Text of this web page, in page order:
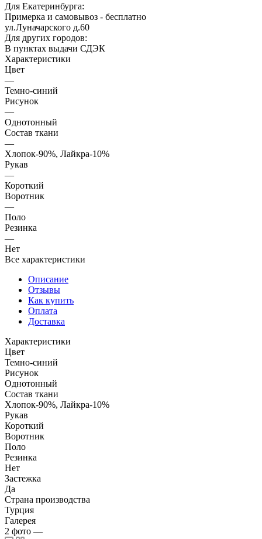
Для Екатеринбурга:
Примерка и самовывоз - бесплатно
ул.Луначарского д.60
Для других городов:
В пунктах выдачи СДЭК
Характеристики
Цвет
—
Темно-синий
Рисунок
—
Однотонный
Состав ткани
—
Хлопок-90%, Лайкра-10%
Рукав
—
Короткий
Воротник
—
Поло
Резинка
—
Нет
Все характеристики
Описание
Отзывы
Как купить
Оплата
Доставка
Характеристики
Цвет
Темно-синий
Рисунок
Однотонный
Состав ткани
Хлопок-90%, Лайкра-10%
Рукав
Короткий
Воротник
Поло
Резинка
Нет
Застежка
Да
Страна производства
Турция
Галерея
2 фото —